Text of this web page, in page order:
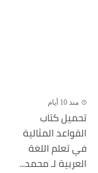
منذ 10 أيام
تحميل كتاب
القواعد المثالية
في تعلم اللغة
العربية لـ محمد...